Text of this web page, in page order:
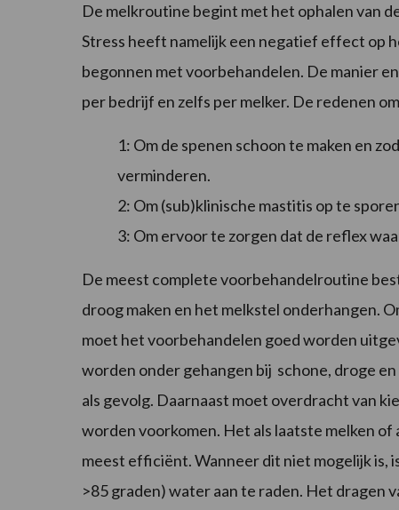
De melkroutine begint met het ophalen van
Stress heeft namelijk een negatief effect op
begonnen met voorbehandelen. De manier
per bedrijf en zelfs per melker. De redenen
1: Om de spenen schoon te maken en
verminderen.
2: Om (sub)klinische mastitis op te
3: Om ervoor te zorgen dat de reflex
De meest complete voorbehandelroutine
droog maken en het melkstel onderhangen.
moet het voorbehandelen goed worden
worden onder gehangen bij schone, droge
als gevolg. Daarnaast moet overdracht van
worden voorkomen. Het als laatste melken
meest efficiënt. Wanneer dit niet mogelijk is,
>85 graden) water aan te raden. Het dragen